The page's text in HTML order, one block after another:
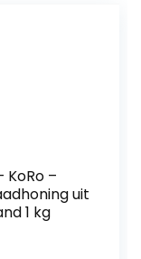
KoRo –
uit
1 kg